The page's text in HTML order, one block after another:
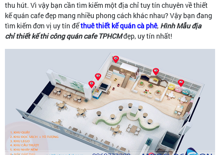
thu hút. Vì vậy bạn cần tìm kiếm một địa chỉ tuy tín chuyên về thiết
kế quán cafe đẹp mang nhiều phong cách khác nhau? Vậy bạn đang
tìm kiếm đơn vị uy tín đểthuê thiết kế quán cà phê, Hình Mẫu địa
chỉ thiết kế thi công quán cafe TPHCMđẹp, uy tín nhất!